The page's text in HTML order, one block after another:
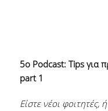
5o Podcast: Tips για
part 1
Είστε νέοι φοιτητές,